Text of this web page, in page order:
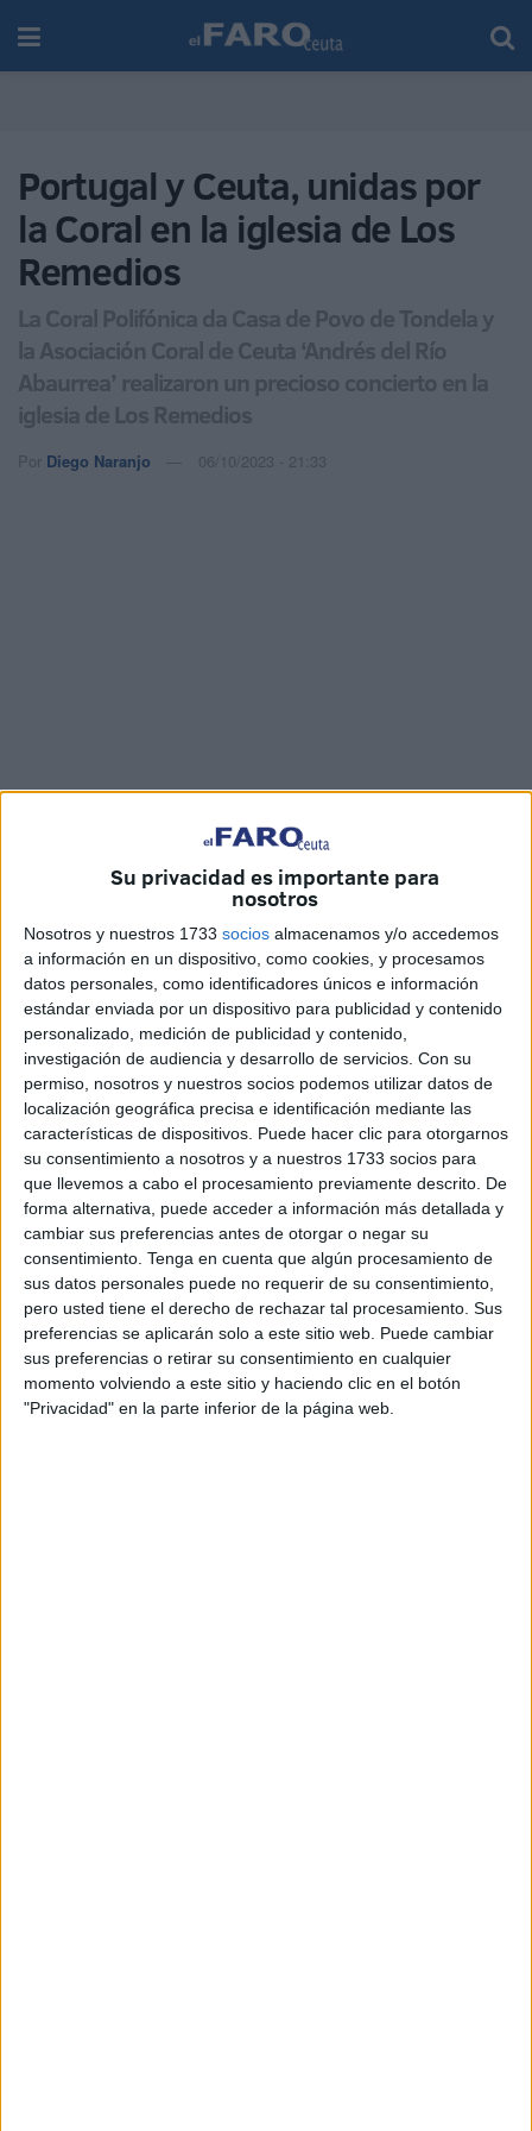
Su privacidad es importante para
nosotros
Nosotros y nuestros 1733 socios almacenamos y/o accedemos
a información en un dispositivo, como cookies, y procesamos
datos personales, como identificadores únicos e información
estándar enviada por un dispositivo para publicidad y contenido
personalizado, medición de publicidad y contenido,
investigación de audiencia y desarrollo de servicios. Con su
permiso, nosotros y nuestros socios podemos utilizar datos de
localización geográfica precisa e identificación mediante las
características de dispositivos. Puede hacer clic para otorgarnos
su consentimiento a nosotros y a nuestros 1733 socios para
que llevemos a cabo el procesamiento previamente descrito. De
forma alternativa, puede acceder a información más detallada y
cambiar sus preferencias antes de otorgar o negar su
consentimiento. Tenga en cuenta que algún procesamiento de
sus datos personales puede no requerir de su consentimiento,
pero usted tiene el derecho de rechazar tal procesamiento. Sus
preferencias se aplicarán solo a este sitio web. Puede cambiar
sus preferencias o retirar su consentimiento en cualquier
momento volviendo a este sitio y haciendo clic en el botón
"Privacidad" en la parte inferior de la página web.
Portugal y Ceuta, unidas por
la Coral en la iglesia de Los
Remedios
La Coral Polifónica da Casa de Povo de Tondela y
la Asociación Coral de Ceuta ‘Andrés del Río
Abaurrea’ realizaron un precioso concierto en la
iglesia de Los Remedios
Por Diego Naranjo 06/10/2023 - 21:33
La Coral Polifónica da Casa de Povo de Tondela
(Portugal) y laAsociaciónCoral de Ceuta ‘Andrés del
Río Abaurrea’ se han unido para realizar un gran
concierto en la iglesia de Los Remedios.
Los ceutíes que se han dado cita en el lugar han podido
disfrutar de este evento en donde grandesvocesse han
unido para deleitar a todos los presentes. Un escenario
como la iglesia de Los Remedios que ha presentado un
lleno absoluto y es que las expectativas eran mayúsculas.
El coro polifónico portugués interpretó hasta 6 temas, que
se titulaban Sanctíssima, Locis Iste, Ave Verum Corpus,
Canticorum Lubilo, Tollite Hostias y Benedicat Vobis.